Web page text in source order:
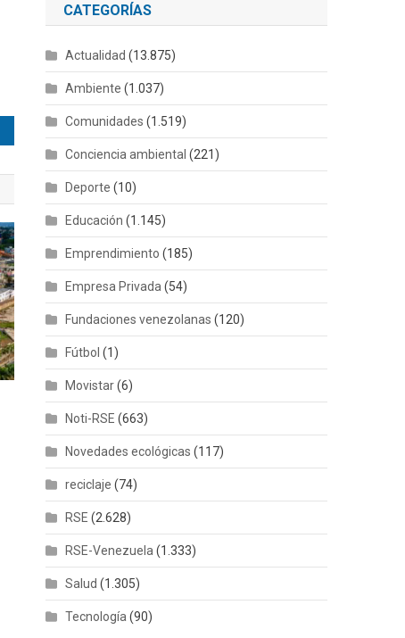
CATEGORÍAS
Actualidad (13.875)
Ambiente (1.037)
Comunidades (1.519)
Conciencia ambiental (221)
Deporte (10)
Educación (1.145)
Emprendimiento (185)
Empresa Privada (54)
Fundaciones venezolanas (120)
Fútbol (1)
Movistar(6)
Noti-RSE (663)
Novedades ecológicas (117)
reciclaje (74)
RSE (2.628)
RSE-Venezuela (1.333)
Salud (1.305)
Tecnología (90)